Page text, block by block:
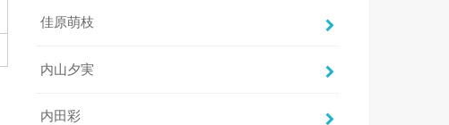
佳原萌枝
内山夕実
内田彩